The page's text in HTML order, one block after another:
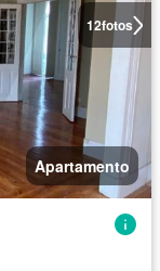
12fotos
Apartamento